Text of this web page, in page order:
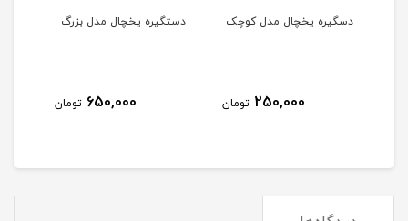
دسگیره یخچال مدل کوچک
250,000 تومان
دستگیره یخچال مدل بزرگ
650,000 تومان